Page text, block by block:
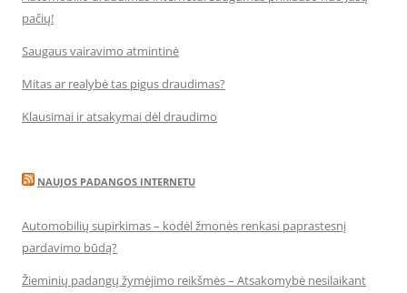
pačių!
Saugaus vairavimo atmintinė
Mitas ar realybė tas pigus draudimas?
Klausimai ir atsakymai dėl draudimo
NAUJOS PADANGOS INTERNETU
Automobilių supirkimas – kodėl žmonės renkasi paprastesnį
pardavimo būdą?
Žieminių padangų žymėjimo reikšmės – Atsakomybė nesilaikant